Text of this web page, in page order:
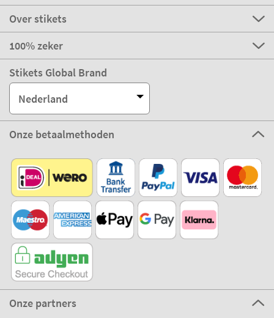
Over stikets
100% zeker
Stikets Global Brand
Nederland
Onze betaalmethoden
Onze partners